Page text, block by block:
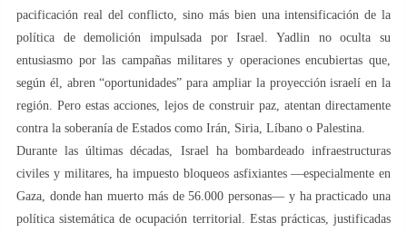
pacificación real del conflicto, sino más bien una intensificación de la
política de demolición impulsada por Israel. Yadlin no oculta su
entusiasmo por las campañas militares y operaciones encubiertas que,
según él, abren “oportunidades” para ampliar la proyección israelí en la
región. Pero estas acciones, lejos de construir paz, atentan directamente
contra la soberanía de Estados como Irán, Siria, Líbano o Palestina.
Durante las últimas décadas, Israel ha bombardeado infraestructuras
civiles y militares, ha impuesto bloqueos asfixiantes —especialmente en
Gaza, donde han muerto más de 56.000 personas— y ha practicado una
política sistemática de ocupación territorial. Estas prácticas, justificadas